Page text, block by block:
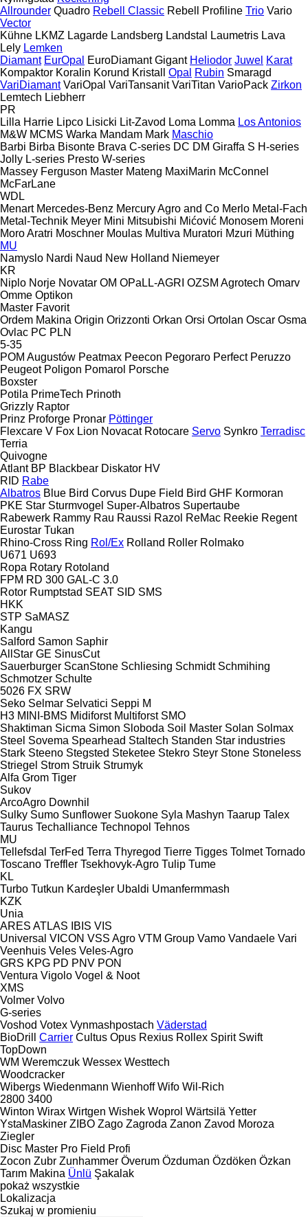
Allrounder Quadro Rebell Classic Rebell Profiline Trio Vario
Vector
Kühne LKMZ Lagarde Landsberg Landstal Laumetris Lava
Lely Lemken
Diamant EurOpal EuroDiamant Gigant Heliodor Juwel Karat
Kompaktor Koralin Korund Kristall Opal Rubin Smaragd
VariDiamant VariOpal VariTansanit VariTitan VarioPack Zirkon
Lemtech Liebherr
PR
Lilla Harrie Lipco Lisicki Lit-Zavod Loma Lomma Los Antonios
M&W MCMS Warka Mandam Mark Maschio
Barbi Birba Bisonte Brava C-series DC DM Giraffa S H-series
Jolly L-series Presto W-series
Massey Ferguson Master Mateng MaxiMarin McConnel
McFarLane
WDL
Menart Mercedes-Benz Mercury Agro and Co Merlo Metal-Fach
Metal-Technik Meyer Mini Mitsubishi Mićović Monosem Moreni
Moro Aratri Moschner Moulas Multiva Muratori Mzuri Müthing
MU
Namyslo Nardi Naud New Holland Niemeyer
KR
Niplo Norje Novatar OM OPaLL-AGRI OZSM Agrotech Omarv
Omme Optikon
Master Favorit
Ordem Makina Origin Orizzonti Orkan Orsi Ortolan Oscar Osma
Ovlac PC PLN
5-35
POM Augustów Peatmax Peecon Pegoraro Perfect Peruzzo
Peugeot Poligon Pomarol Porsche
Boxster
Potila PrimeTech Prinoth
Grizzly Raptor
Prinz Proforge Pronar Pöttinger
Flexcare V Fox Lion Novacat Rotocare Servo Synkro Terradisc
Terria
Quivogne
Atlant BP Blackbear Diskator HV
RID Rabe
Albatros Blue Bird Corvus Dupe Field Bird GHF Kormoran
PKE Star Sturmvogel Super-Albatros Supertaube
Rabewerk Rammy Rau Raussi Razol ReMac Reekie Regent
Eurostar Tukan
Rhino-Cross Ring Rol/Ex Rolland Roller Rolmako
U671 U693
Ropa Rotary Rotoland
FPM RD 300 GAL-C 3.0
Rotor Rumptstad SEAT SID SMS
HKK
STP SaMASZ
Kangu
Salford Samon Saphir
AllStar GE SinusCut
Sauerburger ScanStone Schliesing Schmidt Schmihing
Schmotzer Schulte
5026 FX SRW
Seko Selmar Selvatici Seppi M
H3 MINI-BMS Midiforst Multiforst SMO
Shaktiman Sicma Simon Sloboda Soil Master Solan Solmax
Steel Sovema Spearhead Staltech Standen Star industries
Stark Steeno Stegsted Steketee Stekro Steyr Stone Stoneless
Striegel Strom Struik Strumyk
Alfa Grom Tiger
Sukov
ArcoAgro Downhil
Sulky Sumo Sunflower Suokone Syla Mashyn Taarup Talex
Taurus Techalliance Technopol Tehnos
MU
Tellefsdal TerFed Terra Thyregod Tierre Tigges Tolmet Tornado
Toscano Treffler Tsekhovyk-Agro Tulip Tume
KL
Turbo Tutkun Kardeşler Ubaldi Umanfermmash
KZK
Unia
ARES ATLAS IBIS VIS
Universal VICON VSS Agro VTM Group Vamo Vandaele Vari
Veenhuis Veles Veles-Agro
GRS KPG PD PNV PON
Ventura Vigolo Vogel & Noot
XMS
Volmer Volvo
G-series
Voshod Votex Vynmashpostach Väderstad
BioDrill
Carrier Cultus Opus Rexius Rollex Spirit Swift
TopDown
WM Weremczuk Wessex Westtech
Woodcracker
Wibergs Wiedenmann Wienhoff Wifo Wil-Rich
2800 3400
Winton Wirax Wirtgen Wishek Woprol Wärtsilä Yetter
YstaMaskiner ZIBO Zago Zagroda Zanon Zavod Moroza
Ziegler
Disc Master Pro Field Profi
Zocon Zubr Zunhammer Överum Özduman Özdöken Özkan
Tarım Makina Ünlü Şakalak
pokaż wszystkie
Lokalizacja
Szukaj w promieniu